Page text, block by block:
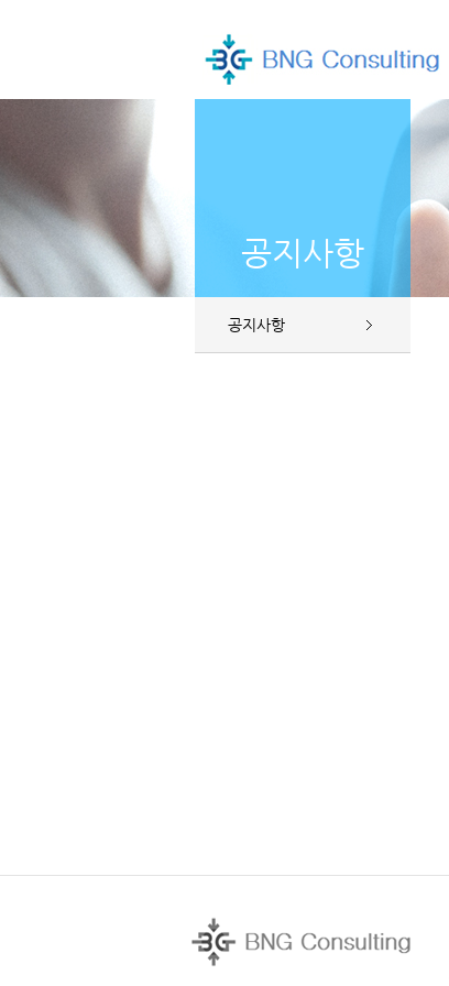
공지사항
공지사항